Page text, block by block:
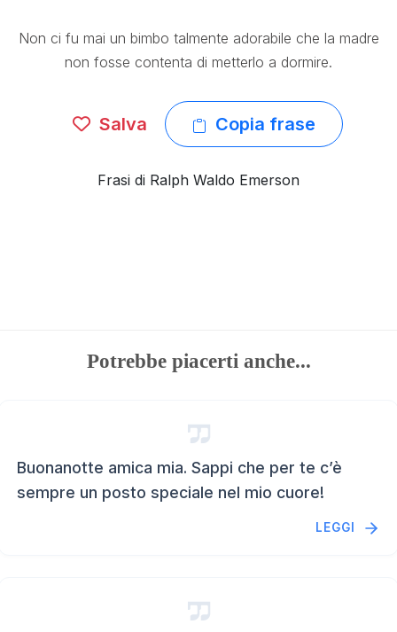
Non ci fu mai un bimbo talmente adorabile che la madre
non fosse contenta di metterlo a dormire.
Salva Copia frase
Frasi di Ralph Waldo Emerson
Potrebbe piacerti anche...
Buonanotte amica mia. Sappi che per te c’è
sempre un posto speciale nel mio cuore!
LEGGI